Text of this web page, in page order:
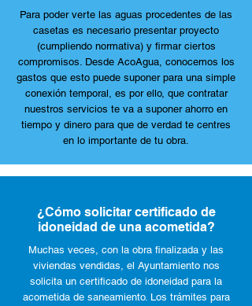
Para poder verte las aguas procedentes de las
casetas es necesario presentar proyecto
(cumpliendo normativa) y firmar ciertos
compromisos. Desde AcoAgua, conocemos los
gastos que esto puede suponer para una simple
conexión temporal, es por ello, que contratar
nuestros servicios te va a suponer ahorro en
tiempo y dinero para que de verdad te centres
en lo importante de tu obra.
¿Cómo solicitar certificado de
idoneidad de una acometida?
Muchas veces, con la obra finalizada y las
viviendas vendidas, el Ayuntamiento nos
solicita un certificado de idoneidad para la
acometida de saneamiento. Los trámites para